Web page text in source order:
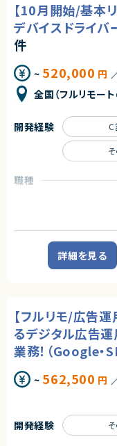
■必須スキル
・プロダクトマネージャー
した実務経験（目安：3年以
・アジャイル開発環境にお
・エンジニアやデザイナー
経験
・ユーザー課題を起点に、
・プロダクトKPIやロード
・toBサービスにおけるプ
・規制・コンプライアンス
認・審査・医療など、法令
※役割に閉じず、主体的に
・犯罪収益移転防止法に
プ読取、本人確認書類＋
・申し込み・口座開設など
・新規プロダクトの0→1立
ロダクトの開発経験
・SQLやBIツール、アクセ
・少人数チームや成長フェ
トを推進した経験
契約形態
契約元
株式会社LASSIC
・EOSを迎えるSAP BW環
イスを行います。
■業務内容
・SAP BWの既存データモ
・SAP ECC 6.0／SAP
・ETL処理の基本設計、詳
・Databricks上での分析
・各種データ検証、テスト対
■その他補足
・フルリモート勤務 （初日
■必須スキル
・Databricksの構築・開発
・SAP ECC 6.0からのデー
契約元
株式会社LASSIC
◎SAP BWのEOS対応とい
◎SAP BWから次世代デー
一貫して経験できます！
◎Databricks環境でのデー
◎基本フルリモート案件の
【10月開始/基本
デバイスドライバ
件
~ 520,000 円
全国（フルリモート
職種
組込みソフトウェア開発を
■プロダクトやサービスの
■業務内容
・組込みLinux環境におけ
・ソフトウェア評価および
・機能不具合および性能不
・試験項目の追加および改
・テストプログラムの作成
・関連ドキュメント整備
・開発体制強化に伴う増員
開発経験 C
詳細を見る
【フルリモ/広告
るデジタル広告
業務！（Google・
~ 562,500 円
開発経験